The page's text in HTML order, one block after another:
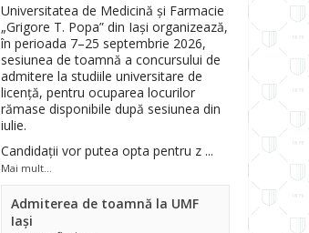
Universitatea de Medicină și Farmacie
„Grigore T. Popa” din Iași organizează,
în perioada 7–25 septembrie 2026,
sesiunea de toamnă a concursului de
admitere la studiile universitare de
licență, pentru ocuparea locurilor
rămase disponibile după sesiunea din
iulie.
Candidații vor putea opta pentru z ...
Mai mult...
Admiterea de toamnă la UMF
Iași